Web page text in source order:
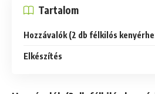
Tartalom
Hozzávalók (2 db félkilós
Elkészítés